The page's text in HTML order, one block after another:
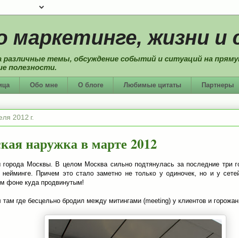
маркетинге, жизни и
различные темы, обсуждение событий и ситуаций на
полезности.
Обо мне О блоге Любимые цитаты Партнеры
2012 г.
наружка в марте 2012
Москвы. В целом Москва сильно подтянулась за последние три
нейминге. Причем это стало заметно не только у одиночек, но и у
фоне куда продвинутым!
где бесцельно бродил между митингами (meeting) у клиентов и горожан.